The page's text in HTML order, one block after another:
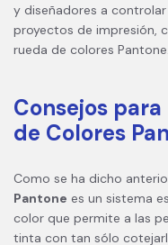
y diseñadores a
proyectos de impresión,
rueda de colores Pantone.
Consejos
de Colores
Como se ha dicho
Pantone es un sistema
color que permite a las
tinta con tan sólo